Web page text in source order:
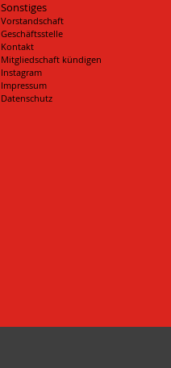
Sonstiges
Vorstandschaft
Geschäftsstelle
Kontakt
Mitgliedschaft kündigen
Instagram
Impressum
Datenschutz